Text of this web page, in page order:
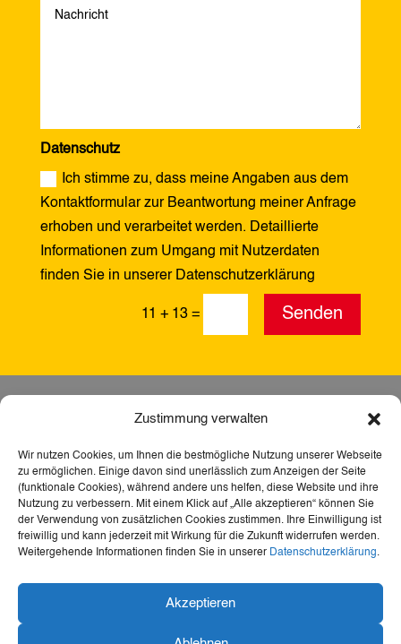
Zustimmung verwalten
Wir nutzen Cookies, um Ihnen die bestmögliche Nutzung unserer Webseite
zu ermöglichen. Einige davon sind unerlässlich zum Anzeigen der Seite
(funktionale Cookies), während andere uns helfen, diese Website und ihre
Nutzung zu verbessern. Mit einem Klick auf „Alle akzeptieren“ können Sie
der Verwendung von zusätzlichen Cookies zustimmen. Ihre Einwilligung ist
freiwillig und kann jederzeit mit Wirkung für die Zukunft widerrufen werden.
Weitergehende Informationen finden Sie in unserer Datenschutzerklärung.
Akzeptieren
Datenschutz
Ich stimme zu, dass meine Angaben aus dem
Kontaktformular zur Beantwortung meiner Anfrage
erhoben und verarbeitet werden. Detaillierte
Informationen zum Umgang mit Nutzerdaten
finden Sie in unserer Datenschutzerklärung
11 + 13 = Senden
Webseite barrierefrei – für mehr Teilhabe,